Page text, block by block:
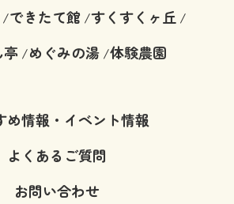
できたて館/すくすくヶ丘 /
/めぐみの湯 /体験農園
め情報・イベント情報
よくあるご質問
お問い合わせ